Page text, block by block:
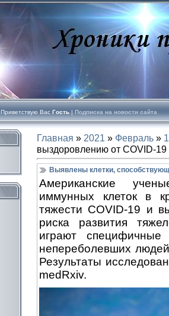
Приветствую Вас Гость | Подписка на новости сайта
Главная » 2021 » Февраль » 1
выздоровлению от COVID-19
Выявлены клетки,
Американские
иммунных клеток в
тяжести COVID-19 и
риска развития
играют
непереболевших
Результаты
medRxiv.